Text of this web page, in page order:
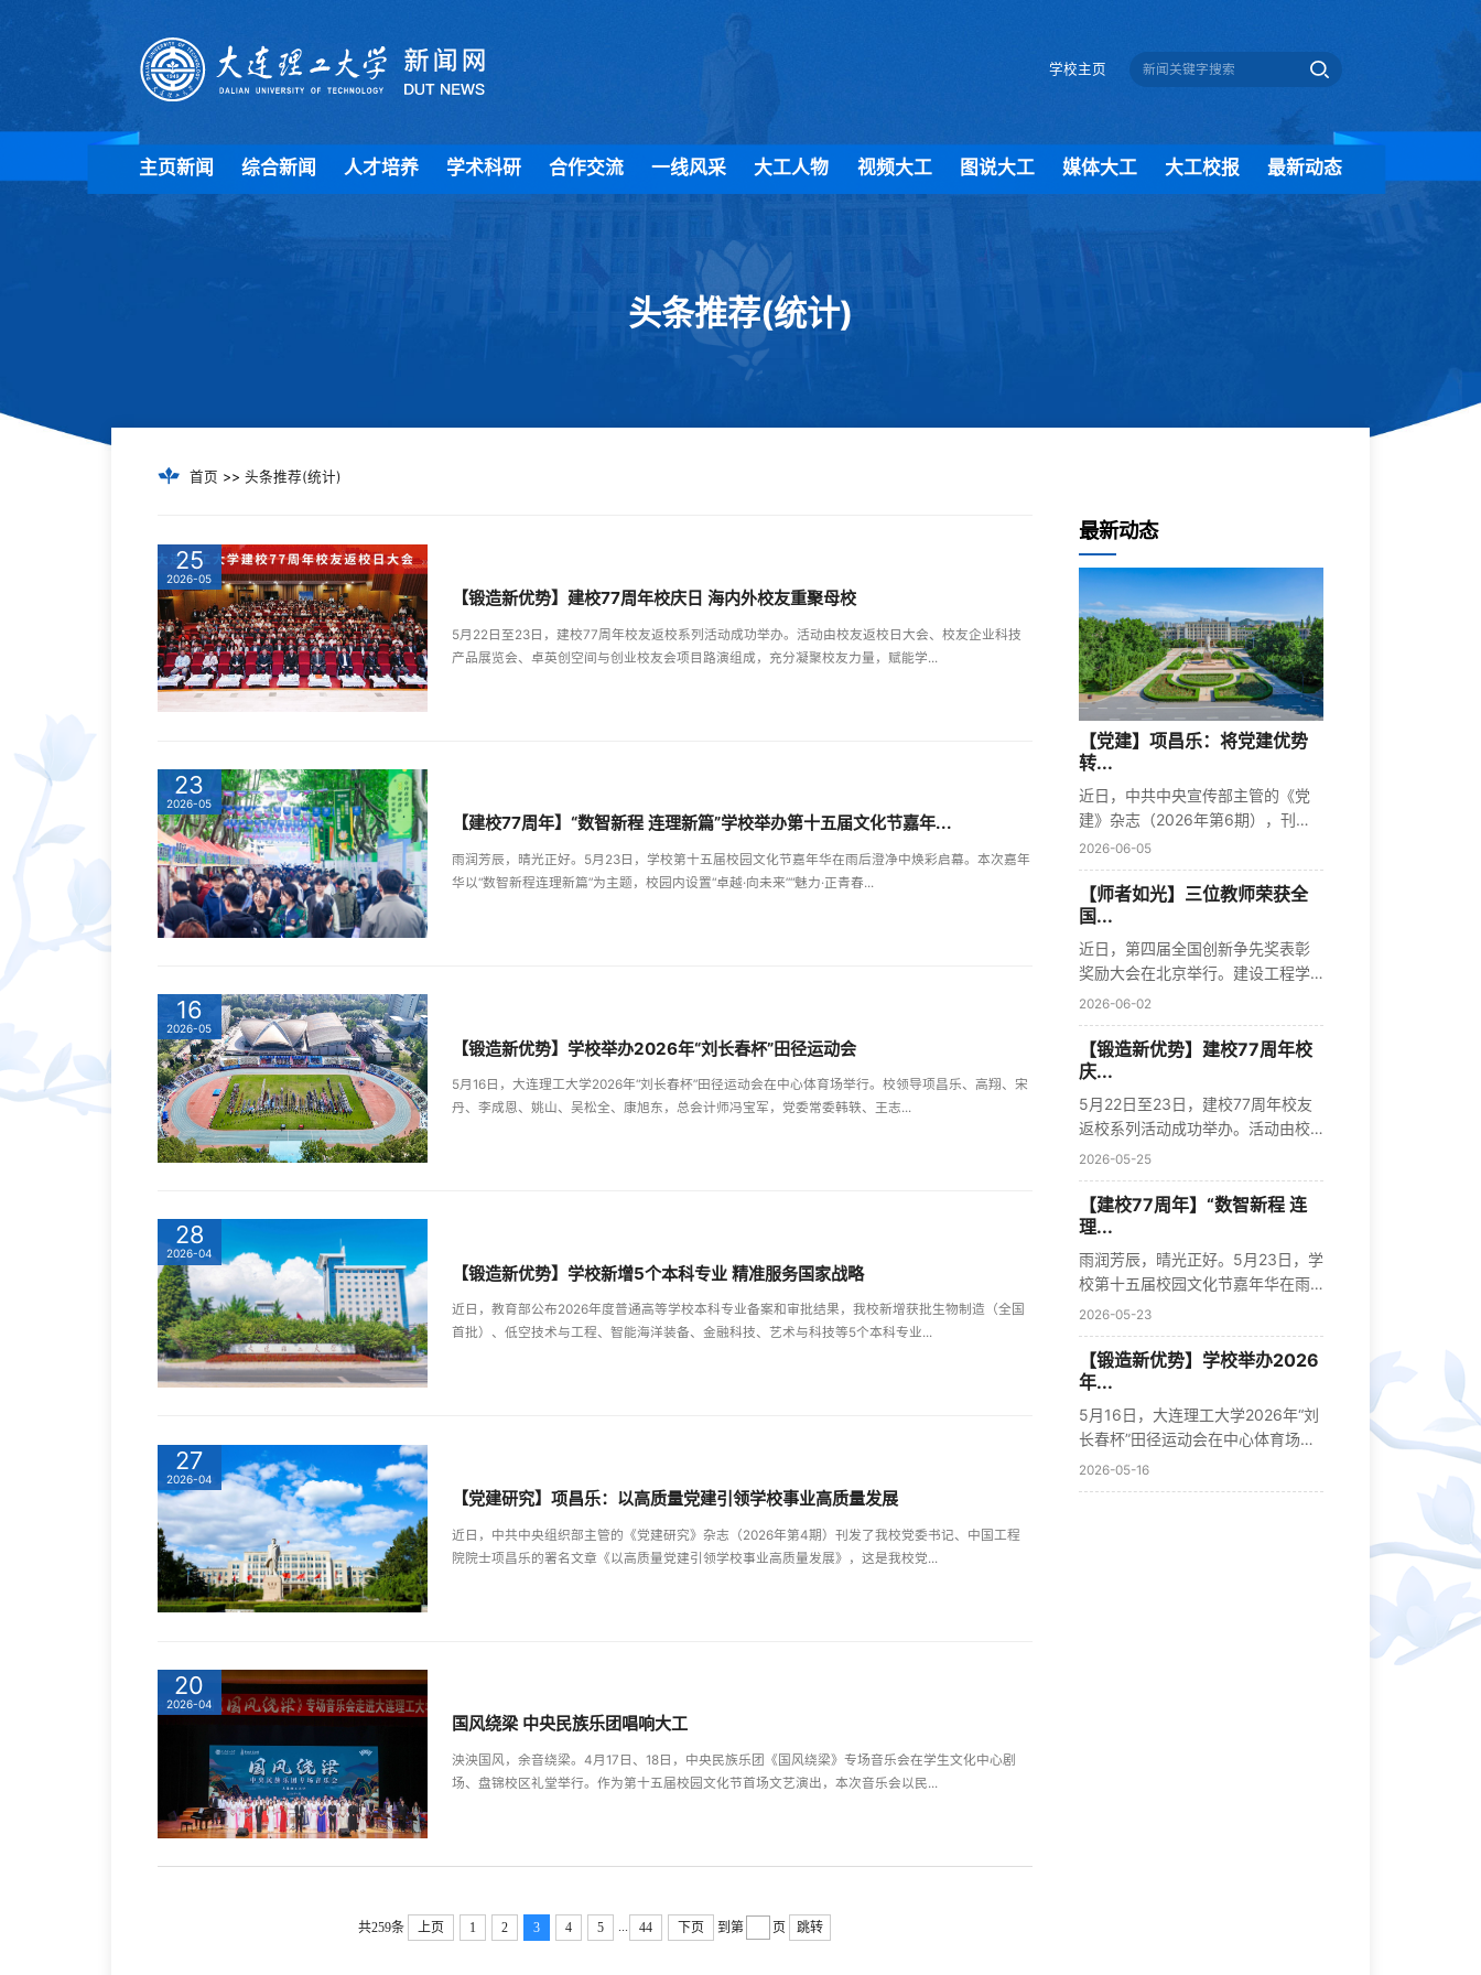
学校主页
主页新闻 综合新闻 人才培养 学术科研 合作交流 一线风采 大工人物 视频大工 图说大工 媒体大工 大工校报 最新动态
头条推荐(统计)
首页 >> 头条推荐(统计)
25
2026-05
【锻造新优势】建校77周年校庆日 海内外校友重聚母校
5月22日至23日，建校77周年校友返校系列活动成功举办。活动由校友返校日大会、校友企业科技
产品展览会、卓英创空间与创业校友会项目路演组成，充分凝聚校友力量，赋能学...
23
2026-05
【建校77周年】“数智新程 连理新篇”学校举办第十五届文化节嘉年...
雨润芳辰，晴光正好。5月23日，学校第十五届校园文化节嘉年华在雨后澄净中焕彩启幕。本次嘉年
华以“数智新程连理新篇”为主题，校园内设置“卓越·向未来”“魅力·正青春...
16
2026-05
【锻造新优势】学校举办2026年“刘长春杯”田径运动会
5月16日，大连理工大学2026年“刘长春杯”田径运动会在中心体育场举行。校领导项昌乐、高翔、宋
丹、李成恩、姚山、吴松全、康旭东，总会计师冯宝军，党委常委韩轶、王志...
28
2026-04
【锻造新优势】学校新增5个本科专业 精准服务国家战略
近日，教育部公布2026年度普通高等学校本科专业备案和审批结果，我校新增获批生物制造（全国
首批）、低空技术与工程、智能海洋装备、金融科技、艺术与科技等5个本科专业...
27
2026-04
【党建研究】项昌乐：以高质量党建引领学校事业高质量发展
近日，中共中央组织部主管的《党建研究》杂志（2026年第4期）刊发了我校党委书记、中国工程
院院士项昌乐的署名文章《以高质量党建引领学校事业高质量发展》，这是我校党...
20
2026-04
国风绕梁 中央民族乐团唱响大工
泱泱国风，余音绕梁。4月17日、18日，中央民族乐团《国风绕梁》专场音乐会在学生文化中心剧
场、盘锦校区礼堂举行。作为第十五届校园文化节首场文艺演出，本次音乐会以民...
共259条 上页 1 2 3 4 5 ... 44 下页 到第 页 跳转
最新动态
【党建】项昌乐：将党建优势
转...
近日，中共中央宣传部主管的《党
建》杂志（2026年第6期），刊发
了我校党...
2026-06-05
【师者如光】三位教师荣获全
国...
近日，第四届全国创新争先奖表彰
奖励大会在北京举行。建设工程学
院张弛...
2026-06-02
【锻造新优势】建校77周年校
庆...
5月22日至23日，建校77周年校友
返校系列活动成功举办。活动由校
友返校日...
2026-05-25
【建校77周年】“数智新程 连
理...
雨润芳辰，晴光正好。5月23日，学
校第十五届校园文化节嘉年华在雨
后澄净...
2026-05-23
【锻造新优势】学校举办2026
年...
5月16日，大连理工大学2026年“刘
长春杯”田径运动会在中心体育场举
行。...
2026-05-16